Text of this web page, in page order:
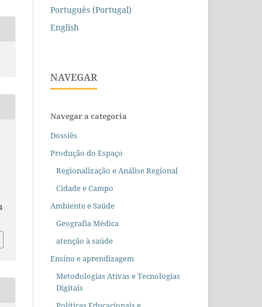
Português (Portugal)
English
NAVEGAR
Navegar a categoria
Dossiês
Produção do Espaço
Regionalização e Análise Regional
Cidade e Campo
Ambiente e Saúde
Geografia Médica
atenção à saúde
Ensino e aprendizagem
Metodologias Ativas e Tecnologias
Digitais